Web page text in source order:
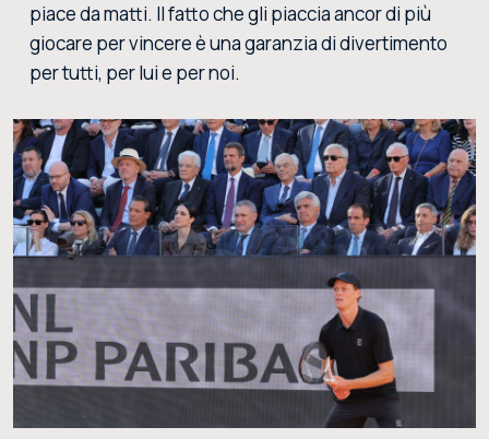
piace da matti. Il fatto che gli piaccia ancor di più
giocare per vincere è una garanzia di divertimento
per tutti, per lui e per noi.